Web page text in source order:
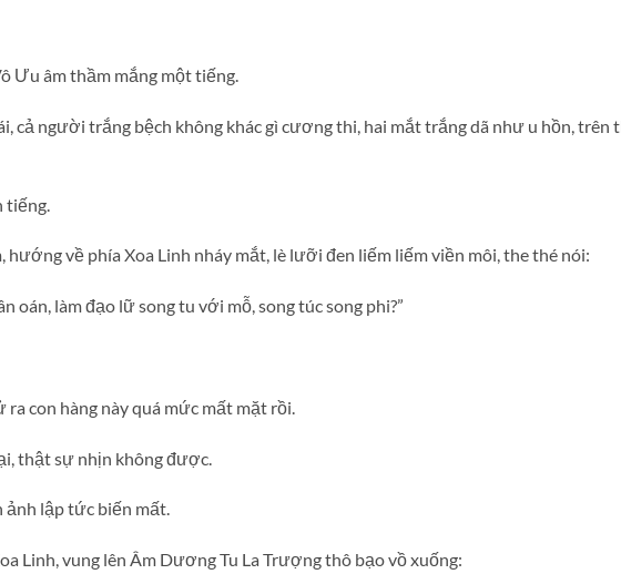
Ưu âm thầm mắng một tiếng.
cả người trắng bệch không khác gì cương thi, hai mắt trắng dã như u hồn, trên
tiếng.
hướng về phía Xoa Linh nháy mắt, lè lưỡi đen liếm liếm viền môi, the thé nói:
oán, làm đạo lữ song tu với mỗ, song túc song phi?”
ra con hàng này quá mức mất mặt rồi.
thật sự nhịn không được.
ảnh lập tức biến mất.
Linh, vung lên Âm Dương Tu La Trượng thô bạo vồ xuống: